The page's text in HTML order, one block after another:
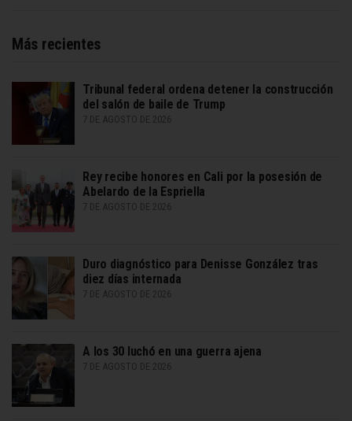
Más recientes
Tribunal federal ordena detener la construcción
del salón de baile de Trump
7 DE AGOSTO DE 2026
Rey recibe honores en Cali por la posesión de
Abelardo de la Espriella
7 DE AGOSTO DE 2026
Duro diagnóstico para Denisse González tras
diez días internada
7 DE AGOSTO DE 2026
A los 30 luchó en una guerra ajena
7 DE AGOSTO DE 2026